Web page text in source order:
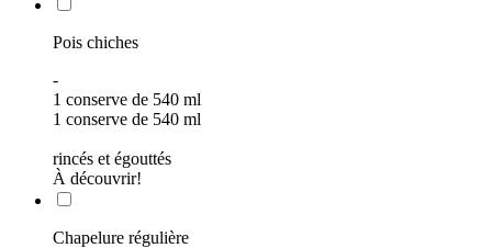
Pois chiches
-
1 conserve de 540 ml
1 conserve de 540 ml
rincés et égouttés
À découvrir!
Chapelure régulière